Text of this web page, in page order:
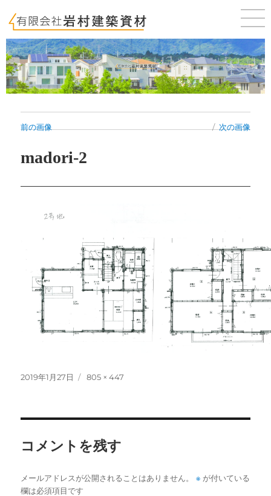
前の画像 次の画像
madori-2
投
2019年1月27日
フ
805 × 447
コメントを残す
メールアドレスが公開されることはありません。 ※ が付いている
欄は必須項目です